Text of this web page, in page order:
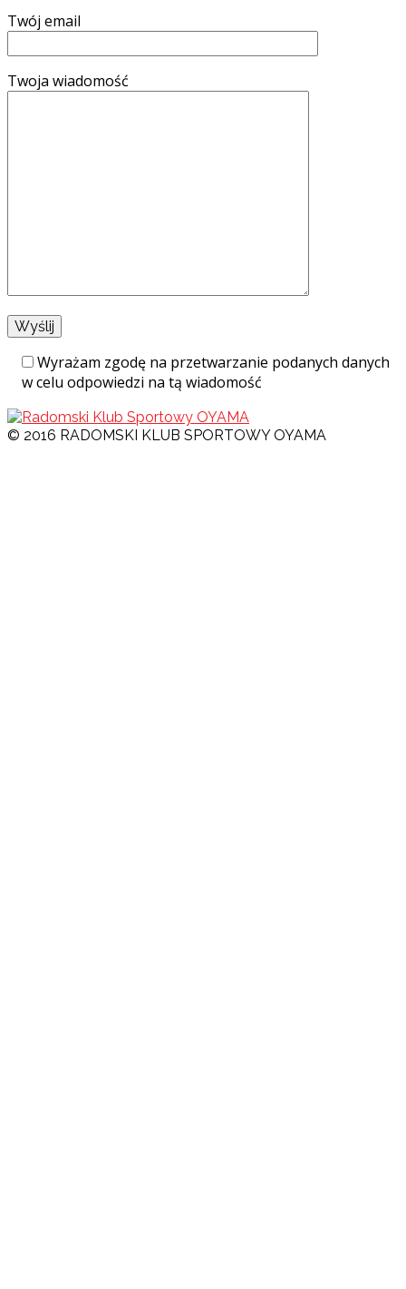
Twój email
Twoja wiadomość
Wyrażam zgodę na przetwarzanie podanych danych
w celu odpowiedzi na tą wiadomość
© 2016 RADOMSKI KLUB SPORTOWY OYAMA